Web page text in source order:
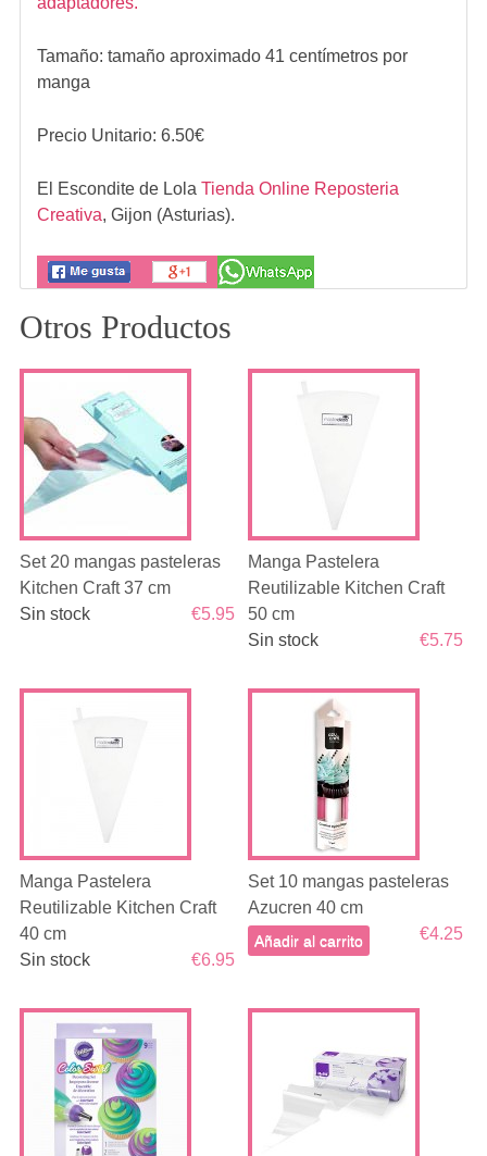
Tamaño: tamaño aproximado 41 centímetros por
manga
Precio Unitario: 6.50€
El Escondite de Lola Tienda Online Reposteria
Creativa, Gijon (Asturias).
Otros Productos
Set 20 mangas pasteleras
Kitchen Craft 37 cm
€5.95
Sin stock
Manga Pastelera
Reutilizable Kitchen Craft
50 cm
€5.75
Sin stock
Manga Pastelera
Reutilizable Kitchen Craft
40 cm
€6.95
Sin stock
Set 10 mangas pasteleras
Azucren 40 cm
€4.25
Añadir al carrito